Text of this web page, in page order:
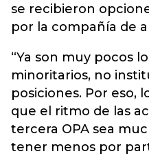
se recibieron
por la compañía de
“Ya son muy pocos
minoritarios, no
posiciones. Por eso,
que el ritmo de las
tercera OPA sea
tener menos por